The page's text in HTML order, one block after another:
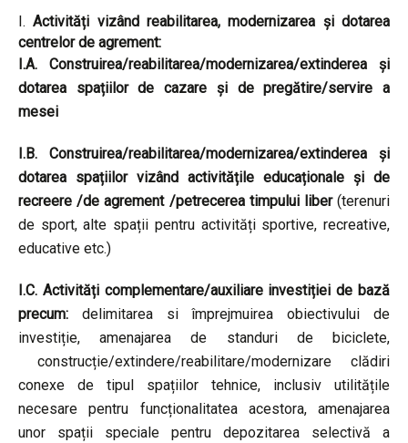
Activități vizând reabilitarea, modernizarea și dotarea
centrelor de agrement:
I.A. Construirea/reabilitarea/modernizarea/extinderea și
dotarea spațiilor de cazare și de pregătire/servire a
mesei
I.B. Construirea/reabilitarea/modernizarea/extinderea și
dotarea spațiilor vizând activitățile educaționale și de
recreere /de agrement /petrecerea timpului liber(terenuri
de sport, alte spații pentru activități sportive, recreative,
educative etc.)
I.C. Activități complementare/auxiliare investiției de bază
precum: delimitarea si împrejmuirea obiectivului de
investiție, amenajarea de standuri de biciclete,
construcție/extindere/reabilitare/modernizare clădiri
conexe de tipul spațiilor tehnice, inclusiv utilitățile
necesare pentru funcționalitatea acestora, amenajarea
unor spații speciale pentru depozitarea selectivă a